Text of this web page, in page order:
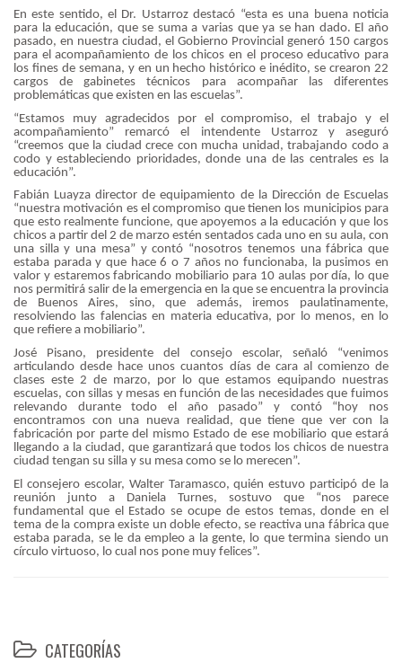
En este sentido, el Dr. Ustarroz destacó “esta es una buena noticia
para la educación, que se suma a varias que ya se han dado. El año
pasado, en nuestra ciudad, el Gobierno Provincial generó 150 cargos
para el acompañamiento de los chicos en el proceso educativo para
los fines de semana, y en un hecho histórico e inédito, se crearon 22
cargos de gabinetes técnicos para acompañar las diferentes
problemáticas que existen en las escuelas”.
“Estamos muy agradecidos por el compromiso, el trabajo y el
acompañamiento” remarcó el intendente Ustarroz y aseguró
“creemos que la ciudad crece con mucha unidad, trabajando codo a
codo y estableciendo prioridades, donde una de las centrales es la
educación”.
Fabián Luayza director de equipamiento de la Dirección de Escuelas
“nuestra motivación es el compromiso que tienen los municipios para
que esto realmente funcione, que apoyemos a la educación y que los
chicos a partir del 2 de marzo estén sentados cada uno en su aula, con
una silla y una mesa” y contó “nosotros tenemos una fábrica que
estaba parada y que hace 6 o 7 años no funcionaba, la pusimos en
valor y estaremos fabricando mobiliario para 10 aulas por día, lo que
nos permitirá salir de la emergencia en la que se encuentra la provincia
de Buenos Aires, sino, que además, iremos paulatinamente,
resolviendo las falencias en materia educativa, por lo menos, en lo
que refiere a mobiliario”.
José Pisano, presidente del consejo escolar, señaló “venimos
articulando desde hace unos cuantos días de cara al comienzo de
clases este 2 de marzo, por lo que estamos equipando nuestras
escuelas, con sillas y mesas en función de las necesidades que fuimos
relevando durante todo el año pasado” y contó “hoy nos
encontramos con una nueva realidad, que tiene que ver con la
fabricación por parte del mismo Estado de ese mobiliario que estará
llegando a la ciudad, que garantizará que todos los chicos de nuestra
ciudad tengan su silla y su mesa como se lo merecen”.
El consejero escolar, Walter Taramasco, quién estuvo participó de la
reunión junto a Daniela Turnes, sostuvo que “nos parece
fundamental que el Estado se ocupe de estos temas, donde en el
tema de la compra existe un doble efecto, se reactiva una fábrica que
estaba parada, se le da empleo a la gente, lo que termina siendo un
círculo virtuoso, lo cual nos pone muy felices”.
CATEGORÍAS